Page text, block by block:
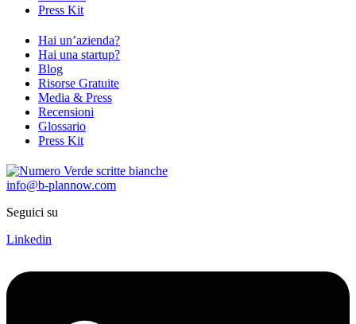
Press Kit
Hai un’azienda?
Hai una startup?
Blog
Risorse Gratuite
Media & Press
Recensioni
Glossario
Press Kit
info@b-plannow.com
Seguici su
Linkedin